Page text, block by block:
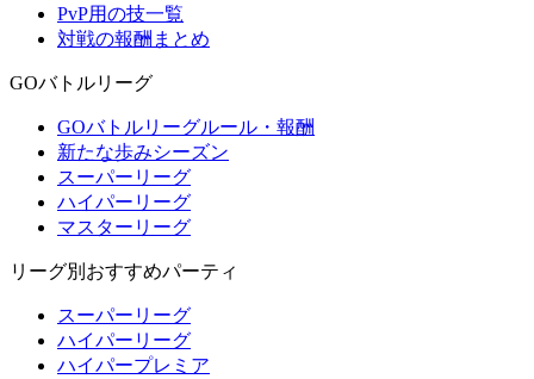
PvP用の技一覧
対戦の報酬まとめ
GOバトルリーグ
GOバトルリーグルール・報酬
新たな歩みシーズン
スーパーリーグ
ハイパーリーグ
マスターリーグ
リーグ別おすすめパーティ
スーパーリーグ
ハイパーリーグ
ハイパープレミア